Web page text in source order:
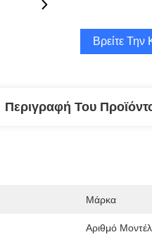
Βρείτε Την
Περιγραφή Του
Μάρκα
Αριθμό